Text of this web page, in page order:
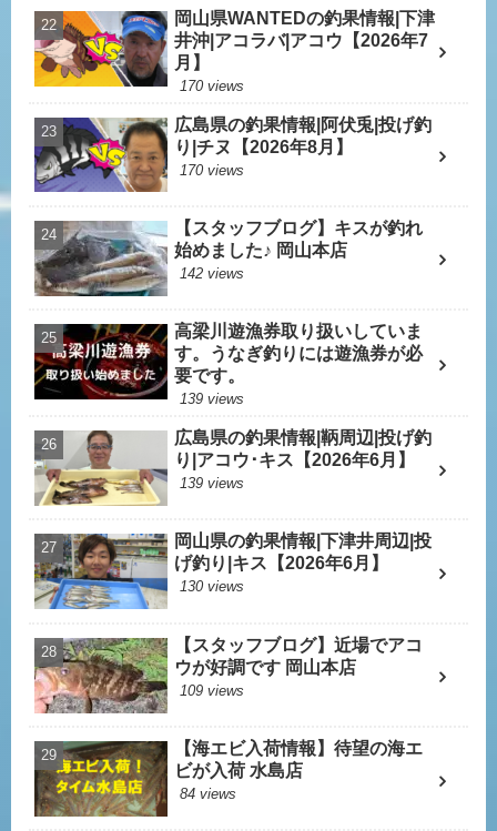
岡山県WANTEDの釣果情報|下津
井沖|アコラバ|アコウ【2026年7
月】
170 views
広島県の釣果情報|阿伏兎|投げ釣
り|チヌ【2026年8月】
170 views
【スタッフブログ】キスが釣れ
始めました♪ 岡山本店
142 views
高梁川遊漁券取り扱いしていま
す。うなぎ釣りには遊漁券が必
要です。
139 views
広島県の釣果情報|鞆周辺|投げ釣
り|アコウ･キス【2026年6月】
139 views
岡山県の釣果情報|下津井周辺|投
げ釣り|キス【2026年6月】
130 views
【スタッフブログ】近場でアコ
ウが好調です 岡山本店
109 views
【海エビ入荷情報】待望の海エ
ビが入荷 水島店
84 views